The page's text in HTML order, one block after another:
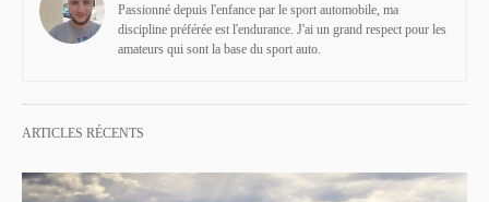
Passionné depuis l'enfance par le sport automobile, ma
discipline préférée est l'endurance. J'ai un grand respect pour les
amateurs qui sont la base du sport auto.
ARTICLES RÉCENTS